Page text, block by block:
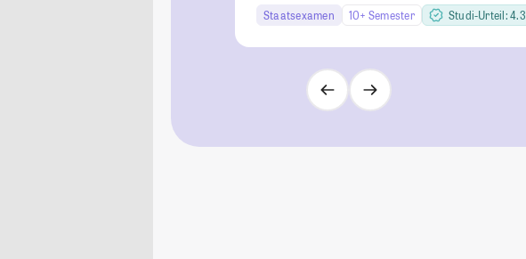
Staatsexamen 10+ Semester Studi-Urteil: 4.3